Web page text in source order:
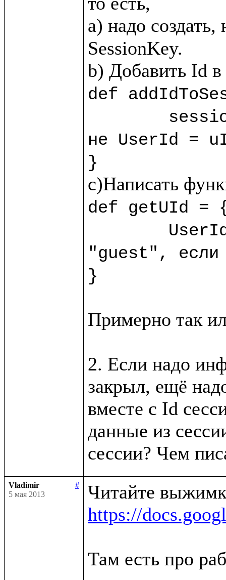
a) надо
SessionKey.
def
не UserId =
}
def getUId =
"guest", если
}
Примерно так
2. Если надо
закрыл, ещё
вместе с Id
данные из
Vladimir
#
5 мая 2013
https://
Там есть про